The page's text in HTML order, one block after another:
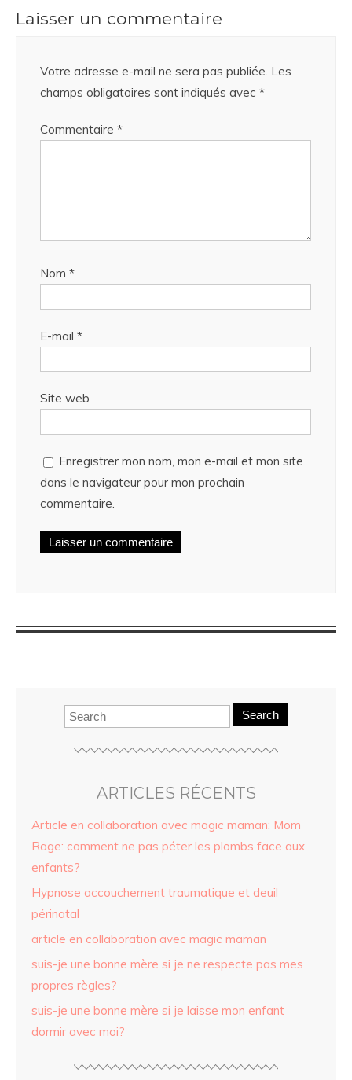
Laisser un commentaire
Votre adresse e-mail ne sera pas publiée. Les
champs obligatoires sont indiqués avec *
Commentaire *
Nom *
E-mail *
Site web
Enregistrer mon nom, mon e-mail et mon site
dans le navigateur pour mon prochain
commentaire.
Search
ARTICLES RÉCENTS
Article en collaboration avec magic maman: Mom
Rage: comment ne pas péter les plombs face aux
enfants?
Hypnose accouchement traumatique et deuil
périnatal
article en collaboration avec magic maman
suis-je une bonne mère si je ne respecte pas mes
propres règles?
suis-je une bonne mère si je laisse mon enfant
dormir avec moi?